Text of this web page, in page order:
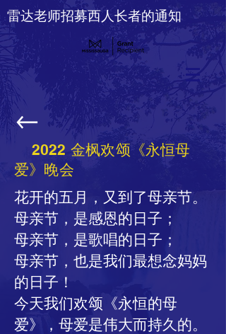
雷达老师招募西人长者的通知
2022 金枫欢颂《永恒母
爱》晚会
花开的五月，又到了母亲节。
母亲节，是感恩的日子；
母亲节，是歌唱的日子；
母亲节，也是我们最想念妈妈
的日子！
今天我们欢颂《永恒的母
爱》，母爱是伟大而持久的。